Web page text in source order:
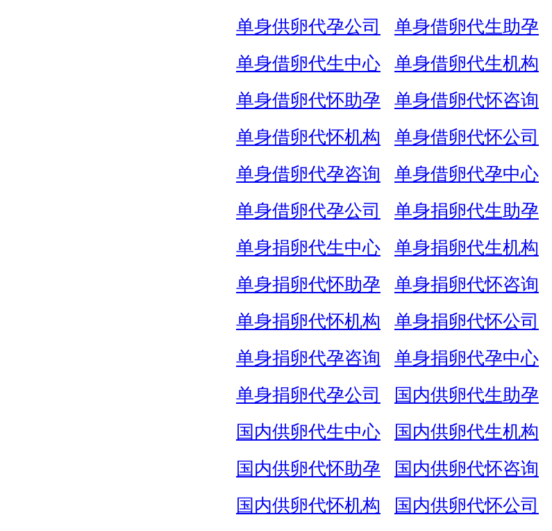
单身供卵代孕公司
单身借卵代生助孕
单身借卵代生中心
单身借卵代生机构
单身借卵代怀助孕
单身借卵代怀咨询
单身借卵代怀机构
单身借卵代怀公司
单身借卵代孕咨询
单身借卵代孕中心
单身借卵代孕公司
单身捐卵代生助孕
单身捐卵代生中心
单身捐卵代生机构
单身捐卵代怀助孕
单身捐卵代怀咨询
单身捐卵代怀机构
单身捐卵代怀公司
单身捐卵代孕咨询
单身捐卵代孕中心
单身捐卵代孕公司
国内供卵代生助孕
国内供卵代生中心
国内供卵代生机构
国内供卵代怀助孕
国内供卵代怀咨询
国内供卵代怀机构
国内供卵代怀公司